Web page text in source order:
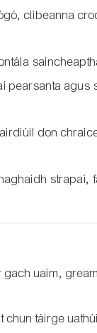
clibeanna
pearsanta agus
don
strapaí,
uaim,
chun táirge